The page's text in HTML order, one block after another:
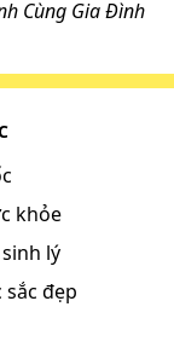
Cùng Gia Đình
khỏe
lý
sắc đẹp